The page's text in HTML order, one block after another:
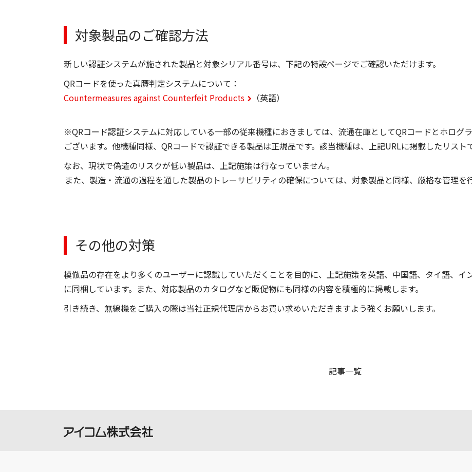
対象製品のご確認方法
新しい認証システムが施された製品と対象シリアル番号は、下記の特設ページでご確認いただけます。
QRコードを使った真贋判定システムについて：
Countermeasures against Counterfeit Products
（英語）
※QRコード認証システムに対応している一部の従来機種におきましては、流通在庫としてQRコードとホログ
ございます。他機種同様、QRコードで認証できる製品は正規品です。該当機種は、上記URLに掲載したリスト
なお、現状で偽造のリスクが低い製品は、上記施策は行なっていません。
また、製造・流通の過程を通した製品のトレーサビリティの確保については、対象製品と同様、厳格な管理を
その他の対策
模倣品の存在をより多くのユーザーに認識していただくことを目的に、上記施策を英語、中国語、タイ語、イ
に同梱しています。また、対応製品のカタログなど販促物にも同様の内容を積極的に掲載します。
引き続き、無線機をご購入の際は当社正規代理店からお買い求めいただきますよう強くお願いします。
記事一覧